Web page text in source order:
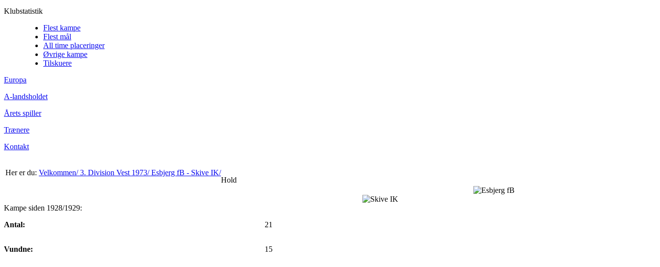
Klubstatistik
Flest kampe
Flest mål
All time placeringer
Øvrige kampe
Tilskuere
Europa
A-landsholdet
Årets spiller
Trænere
Kontakt
Her er du: Velkommen/3. Division Vest 1973/Esbjerg fB - Skive IK/
Hold
Kampe siden 1928/1929:
Antal:
21
Vundne: 15